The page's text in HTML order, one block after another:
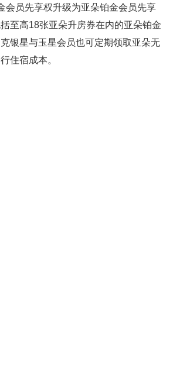
会员先享权升级为亚朵铂金会员先享
至高18张亚朵升房券在内的亚朵铂金
银星与玉星会员也可定期领取亚朵无
住宿成本。